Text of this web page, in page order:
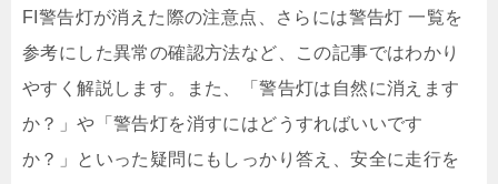
FI警告灯が消えた際の注意点、さらには警告灯 一覧を
参考にした異常の確認方法など、この記事ではわかり
やすく解説します。また、「警告灯は自然に消えます
か？」や「警告灯を消すにはどうすればいいです
か？」といった疑問にもしっかり答え、安全に走行を